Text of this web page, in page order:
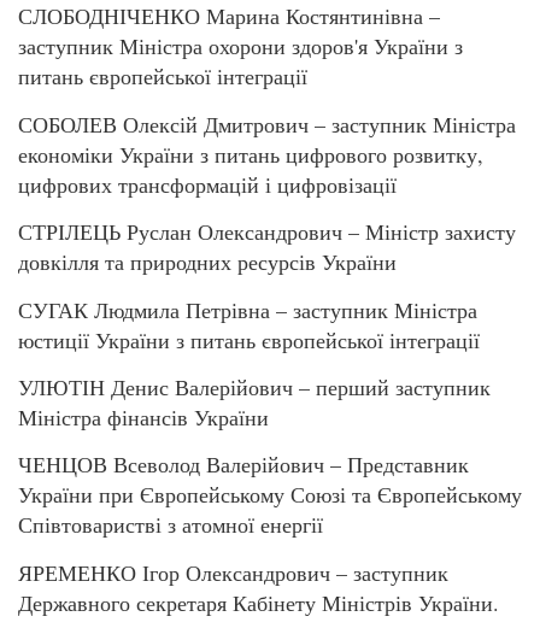
СЛОБОДНІЧЕНКО Марина Костянтинівна –
заступник Міністра охорони здоров'я України з
питань європейської інтеграції
СОБОЛЕВ Олексій Дмитрович – заступник Міністра
економіки України з питань цифрового розвитку,
цифрових трансформацій і цифровізації
СТРІЛЕЦЬ Руслан Олександрович – Міністр захисту
довкілля та природних ресурсів України
СУГАК Людмила Петрівна – заступник Міністра
юстиції України з питань європейської інтеграції
УЛЮТІН Денис Валерійович – перший заступник
Міністра фінансів України
ЧЕНЦОВ Всеволод Валерійович – Представник
України при Європейському Союзі та Європейському
Співтоваристві з атомної енергії
ЯРЕМЕНКО Ігор Олександрович – заступник
Державного секретаря Кабінету Міністрів України.